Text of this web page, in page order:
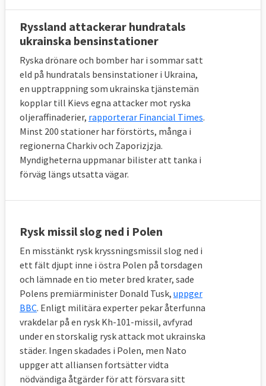
Ryssland attackerar hundratals
ukrainska bensinstationer
Ryska drönare och bomber har i sommar satt
eld på hundratals bensinstationer i Ukraina,
en upptrappning som ukrainska tjänstemän
kopplar till Kievs egna attacker mot ryska
oljeraffinaderier, rapporterar Financial Times.
Minst 200 stationer har förstörts, många i
regionerna Charkiv och Zaporizjzja.
Myndigheterna uppmanar bilister att tanka i
förväg längs utsatta vägar.
Rysk missil slog ned i Polen
En misstänkt rysk kryssningsmissil slog ned i
ett fält djupt inne i östra Polen på torsdagen
och lämnade en tio meter bred krater, sade
Polens premiärminister Donald Tusk, uppger
BBC. Enligt militära experter pekar återfunna
vrakdelar på en rysk Kh-101-missil, avfyrad
under en storskalig rysk attack mot ukrainska
städer. Ingen skadades i Polen, men Nato
uppger att alliansen fortsätter vidta
nödvändiga åtgärder för att försvara sitt